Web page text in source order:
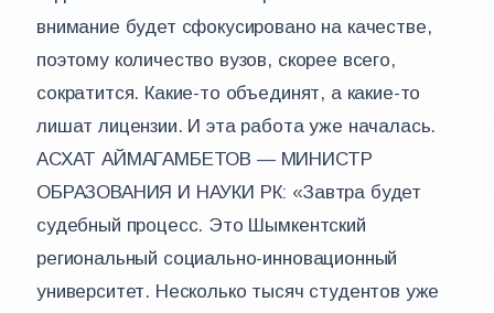
внимание будет сфокусировано на качестве,
поэтому количество вузов, скорее всего,
сократится. Какие-то объединят, а какие-то
лишат лицензии. И эта работа уже началась.
АСХАТ АЙМАГАМБЕТОВ — МИНИСТР
ОБРАЗОВАНИЯ И НАУКИ РК: «Завтра будет
судебный процесс. Это Шымкентский
региональный социально-инновационный
университет. Несколько тысяч студентов уже